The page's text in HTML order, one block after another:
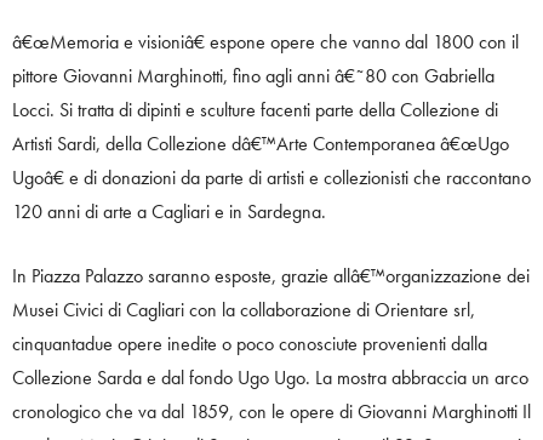
â€œMemoria e visioniâ€ espone opere che vanno dal 1800 con il
pittore Giovanni Marghinotti, fino agli anni â€˜80 con Gabriella
Locci. Si tratta di dipinti e sculture facenti parte della Collezione di
Artisti Sardi, della Collezione dâ€™Arte Contemporanea â€œUgo
Ugoâ€ e di donazioni da parte di artisti e collezionisti che raccontano
120 anni di arte a Cagliari e in Sardegna.
In Piazza Palazzo saranno esposte, grazie allâ€™organizzazione dei
Musei Civici di Cagliari con la collaborazione di Orientare srl,
cinquantadue opere inedite o poco conosciute provenienti dalla
Collezione Sarda e dal fondo Ugo Ugo. La mostra abbraccia un arco
cronologico che va dal 1859, con le opere di Giovanni Marghinotti Il